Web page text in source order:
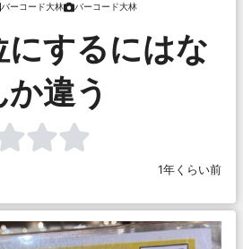
バーコード大林 バーコード大林
にするにはな
か違う
1年くらい前